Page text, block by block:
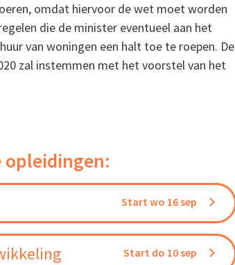
omdat hiervoor de wet moet worden
die de minister eventueel aan het
van woningen een halt toe te roepen. De
zal instemmen met het voorstel van het
opleidingen:
Start wo 16 sep
Start do 10 sep